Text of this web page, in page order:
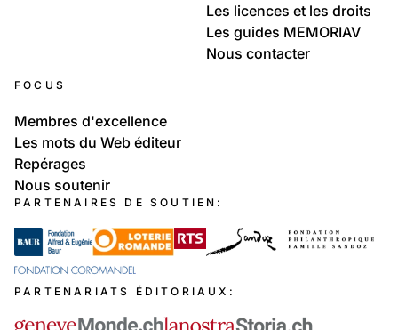
Les licences et les droits
Les guides MEMORIAV
Nous contacter
FOCUS
Membres d'excellence
Les mots du Web éditeur
Repérages
Nous soutenir
PARTENAIRES DE SOUTIEN:
PARTENARIATS ÉDITORIAUX: